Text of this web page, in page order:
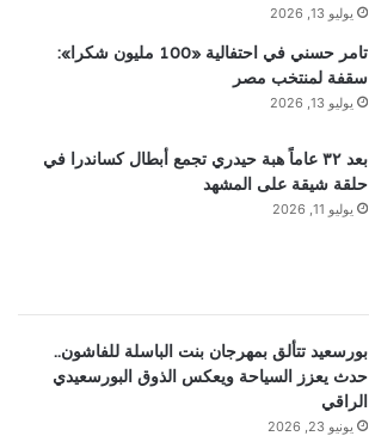
يوليو 13, 2026
تامر حسني في احتفالية «100 مليون شكرا»:
سقفة لمنتخب مصر
يوليو 13, 2026
بعد ٣٢ عاماً هبة حيدري تجمع أبطال كساندرا في
حلقة شيقة على المشهد
يوليو 11, 2026
بورسعيد تتألق بمهرجان بنت الباسلة للفاشون..
حدث يعزز السياحة ويعكس الذوق البورسعيدي
الراقي
يونيو 23, 2026